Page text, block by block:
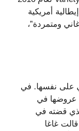
أمريكية
ومتمردة”،
على نفسها. في
عروضها في
قضته في
غاغا